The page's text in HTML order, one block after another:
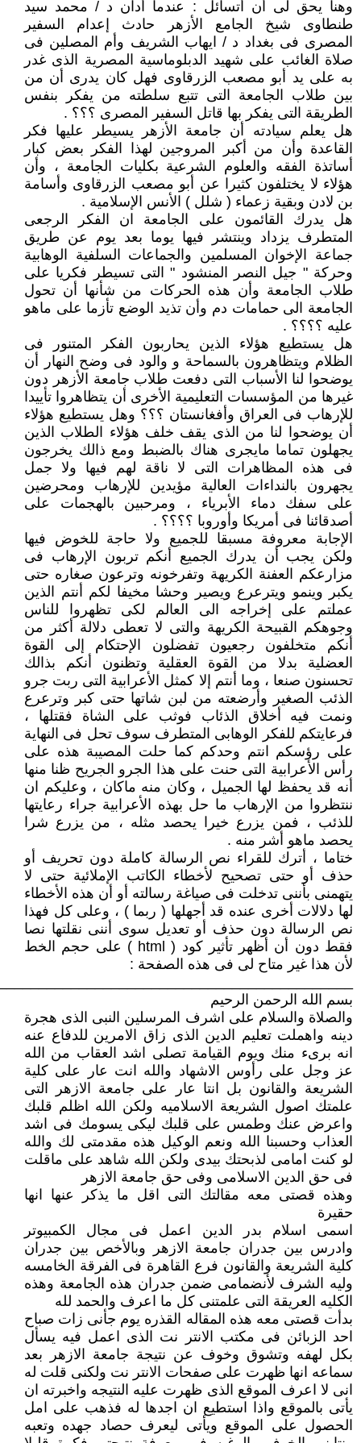
وهنا يحق لى أن أتسائل : عندما أدان د / محمد سيد
طنطاوى شيخ الجامع الأزهر حادث إعدام السفير
المصرى فى بغداد د / ايهاب الشريف وأم المصلين فى
صلاة الغائب على شهيد الدبلوماسية المصرية الذى غدر
به على يد أبو مصعب الزرقاوى فهل كان يدرى أن من
بين طلاب الجامعة التى تتبع سلطته من يفكر بنفس
الطريقة التى يفكر بها قاتل السفير المصرى ؟؟؟ .
هل يعلم سيادته أن جامعة الأزهر يسيطر عليها فكر
القاعدة وأن من أكبر المروجين لهذا الفكر بعض كبار
أساتذة الفقه والعلوم الشرعية بكليات الجامعة ، وأن
هؤلاء لا يختلفون كثيرا عن أبو مصعب الزرقاوى وأسامة
بن لادن وبقية زعماء ( شلل ) الأنس الإسلامية .
هل يدرك القائمون على الجامعة ان الفكر الرجعى
المتطرف يزداد وينتشر فيها يوما بعد يوم عن طريق
جماعة الإخوان المسلمين والجماعات السلفية الوهابية
وحركة " جيل النصر المنشود " التى تسيطر فكريا على
طلاب الجامعة وأن هذه الحركات من شأنها أن تحول
الجامعة الى حمامات دم وأن تذيد الوضع تأزما على ماهو
عليه ؟؟؟؟ .
هل يستطيع هؤلاء الذين يحاربون الفكر المتنور فى
الظلام ويتظاهرون بالسماحة و والود فى وضح النهار أن
يوضحوا لنا الأسباب التى دفعت طلاب جامعة الأزهر دون
غيرها من المؤسسات التعليمية الأخرى أن يتظاهروا تأييدا
للإرهاب فى العراق وأفغانستان ؟؟؟ وهل يستطيع هؤلاء
أن يوضحوا لنا من الذى يقف خلف هؤلاء الطلاب الذين
يجهلون تماما مايجرى هناك بالضبط ومع ذالك يخرجون
فى هذه المظاهرات التى لا ناقة لهم فيها ولا جمل
يجهرون بالنداءات العالية مؤيدين للإرهاب ومحرضين
على سفك دماء الأبرياء ، ومرحبين بالهجمات على
أصدقائنا فى أمريكا وأوروبا ؟؟؟؟ .
الإجابة معروفة مسبقا للجميع ولا حاجة للخوض فيها
ولكن يجب أن يدرك الجميع أنكم تربون الإرهاب فى
مزارعكم العفنة الكريهة وتفرخونه وترعون صغاره حتى
يكبر وينمو ويترعرع ويصير وحشا مخيفا لكم أنتم الذين
عملتم على إخراجه الى العالم لكى تظهروا للناس
وجوهكم القبيحة الكريهة والتى لا تعطى دلالة أكثر من
أنكم متخلفون رجعيون تفضلون الإحتكام إلى القوة
العضلية بدلا من القوة العقلية وتظنون أنكم بذالك
تحسنون صنعا ، وما أنتم إلا كمثل الأعرابية التى ربت جرو
الذئب الصغير وأرضعته من لبن شاتها حتى كبر وترعرع
ونمت فيه أخلاق الذئاب فوثب على الشاة فقتلها ،
فرعايتكم للفكر الوهابى المتطرف سوف تحل فى النهاية
على رؤسكم انتم وحدكم كما حلت المصيبة هذه على
رأس الأعرابية التى حنت على هذا الجرو الجريح ظنا منها
أنه قد يحفظ لها الجميل ، وكان منه ماكان ، وعليكم ان
ننتظروا من الإرهاب ما حل بهذه الأعرابية جراء رعايتها
للذئب ، فمن يزرع خيرا يحصد مثله ، من يزرع شرا
يحصد ماهو أشر منه .
ختاما ، أترك للقراء نص الرسالة كاملة دون تحريف أو
حذف أو حتى تصحيح لأخطاء الكاتب الإملائية حتى لا
يتهمنى بأننى تدخلت فى صياغة رسالته أو أن هذه الأخطاء
لها دلالات أخرى عنده قد أجهلها ( ربما ) ، وعلى كل فهذا
نص الرسالة دون حذف أو تعديل سوى أننى نقلتها نصا
فقط دون أن أظهر تأثير كود ( html ) على حجم الخط
لأن هذا غير متاح لى فى هذه الصفحة :
بسم الله الرحمن الرحيم
والصلاة والسلام على اشرف المرسلين النبى الذى هجرة
دينه واهملت تعليم الدين الذى زاق الامرين للدفاع عنه
انه برىء منك ويوم القيامة تصلى اشد العقاب من الله
عز وجل على رأوس الاشهاد والله انت عار على كلية
الشريعة والقانون بل انتا عار على جامعة الازهر التى
علمتك اصول الشريعة الاسلاميه ولكن الله اظلم قلبك
واعرض عنك وطمس على قلبك ليكى يسومك فى اشد
العذاب وحسبنا الله ونعم الوكيل هذه مقدمتى لك والله
لو كنت امامى لذبحتك بيدى ولكن الله شاهد على ماقلت
فى حق الدين الاسلامى وفى حق جامعة الازهر
وهذه قصتى معه مقالتك التى اقل ما يذكر عنها انها
حقيرة
اسمى اسلام بدر الدين اعمل فى مجال الكمبيوتر
وادرس بين جدران جامعة الازهر وبالأخص بين جدران
كلية الشريعة والقانون فرع القاهرة فى الفرقة الخامسه
وليه الشرف لأنضمامى ضمن جدران هذه الجامعة وهذه
الكليه العريقة التى علمتنى كل ما اعرف والحمد لله
بدأت قصتى معه هذه المقاله القذره يوم جأنى زات صباح
احد الزبائن فى مكتب الانتر نت الذى اعمل فيه يسأل
بكل لهفه وتشوق وخوف عن نتيجة جامعة الازهر بعد
سماعه انها ظهرت على صفحات الانتر نت ولكنى قلت له
انى لا اعرف الموقع الذى ظهرت عليه النتيجه واخبرته ان
يأتى بالموقع واذا استطيع ان اجدها له فذهب على امل
الحصول على الموقع ويأتى ليعرف حصاد جهده وتعبه